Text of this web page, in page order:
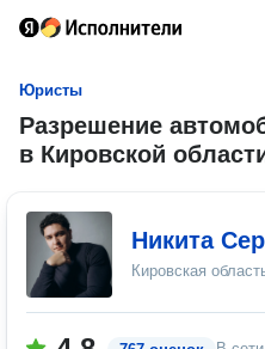
Юристы
Разрешение
в Кировской
Никита
Кировская